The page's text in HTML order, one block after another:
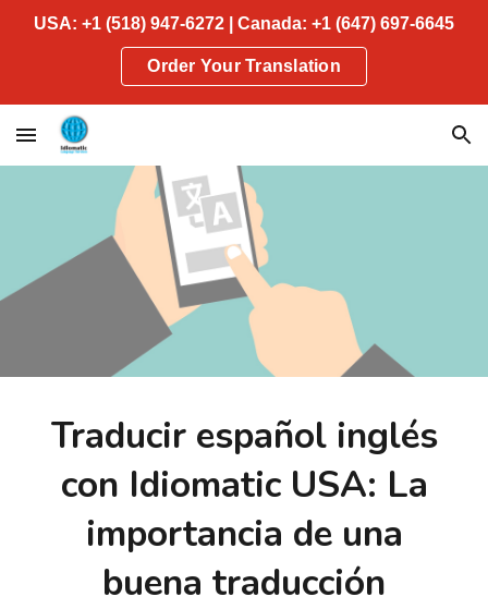
USA: +1 (518) 947-6272 | Canada: +1 (647) 697-6645
Order Your Translation
Traducir español inglés
con Idiomatic USA: La
importancia de una
buena traducción